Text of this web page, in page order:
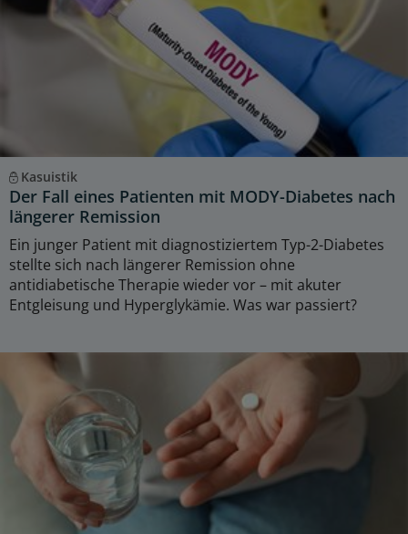
Kasuistik
Der Fall eines Patienten mit MODY-Diabetes nach
längerer Remission
Ein junger Patient mit diagnostiziertem Typ-2-Diabetes
stellte sich nach längerer Remission ohne
antidiabetische Therapie wieder vor – mit akuter
Entgleisung und Hyperglykämie. Was war passiert?